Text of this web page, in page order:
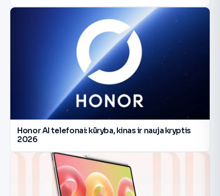
Honor AI telefonai: kūryba, kinas ir nauja kryptis
2026